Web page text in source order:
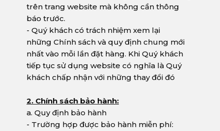
trên trang website mà không cần thông
báo trước.
- Quý khách có trách nhiệm xem lại
những Chính sách và quy định chung mới
nhất vào mỗi lần đặt hàng. Khi Quý khách
tiếp tục sử dụng website có nghĩa là Quý
khách chấp nhận với những thay đổi đó
2. Chính sách bảo hành:
a. Quy định bảo hành
- Trường hợp được bảo hành miễn phí: